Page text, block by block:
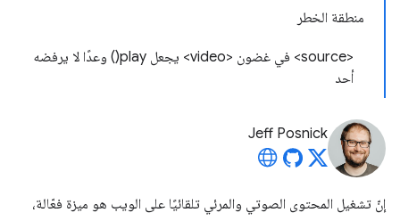
منطقة الخطر
<source> في غضون <video> يجعل play() وعدًا لا يرفضه
أحد
Jeff Posnick
إنّ تشغيل المحتوى الصوتي والمرئي تلقائيًا على الويب هو ميزة فعّالة،